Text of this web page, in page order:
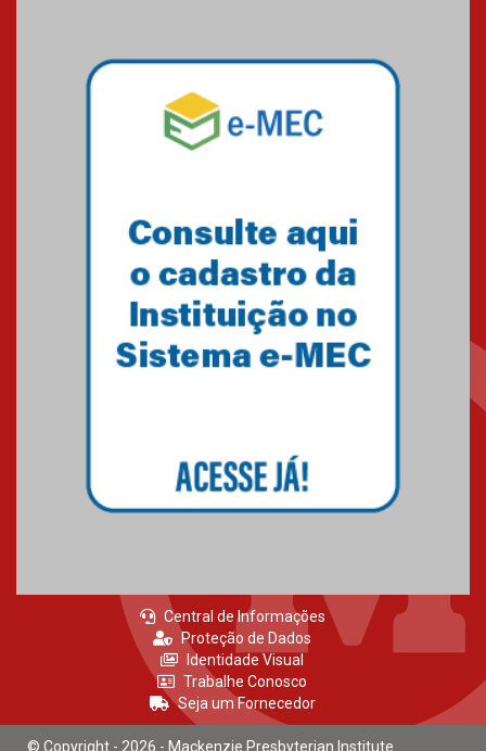
Central de Informações
Proteção de Dados
Identidade Visual
Trabalhe Conosco
Seja um Fornecedor
© Copyright - 2026 - Mackenzie Presbyterian Institute